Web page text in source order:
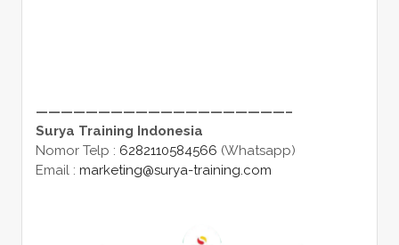
————————————————————–
Surya Training Indonesia
Nomor Telp : 6282110584566 (Whatsapp)
Email : marketing@surya-training.com